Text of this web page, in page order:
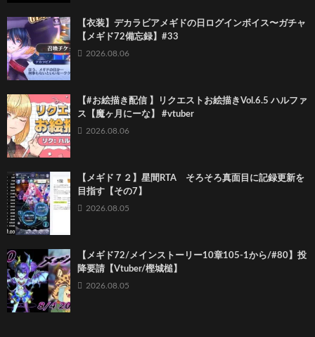
【衣装】デカラビアメギドの日ログインボイス〜ガチャ
【メギド72備忘録】#33
2026.08.06
【#お絵描き配信 】リクエストお絵描きVol.6.5 ハルファ
ス【魔ヶ月にーな】 #vtuber
2026.08.06
【メギド７２】星間RTA そろそろ真面目に記録更新を
目指す【その7】
2026.08.05
【メギド72/メインストーリー10章105-1から/#80】投
降要請【Vtuber/樫城槌】
2026.08.05